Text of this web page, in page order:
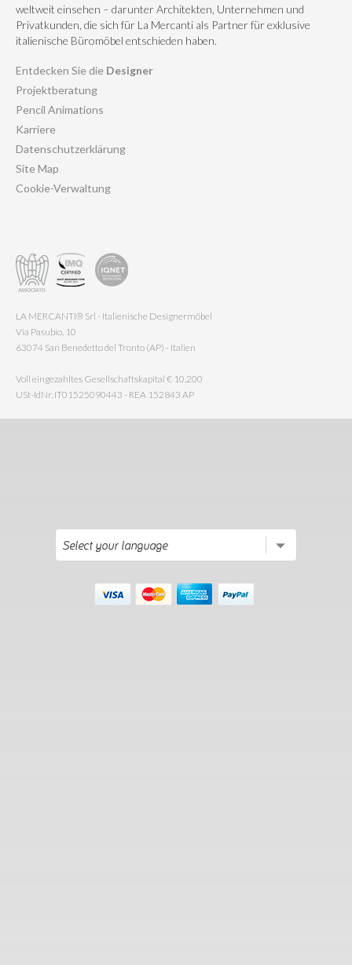
weltweit einsehen – darunter Architekten, Unternehmen und
Privatkunden, die sich für La Mercanti als Partner für exklusive
italienische Büromöbel entschieden haben.
Entdecken Sie die Designer
Projektberatung
Pencil Animations
Karriere
Datenschutzerklärung
Site Map
Cookie-Verwaltung
LA MERCANTI® Srl - Italienische Designermöbel
Via Pasubio, 10
63074 San Benedetto del Tronto (AP) - Italien
Voll eingezahltes Gesellschaftskapital € 10.200
USt-IdNr. IT01525090443 - REA 152843 AP